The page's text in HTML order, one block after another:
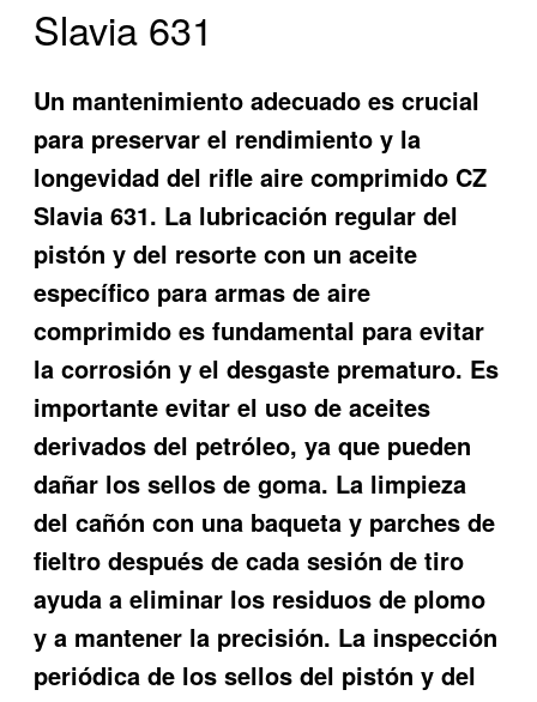
Slavia 631
Un mantenimiento adecuado es crucial
para preservar el rendimiento y la
longevidad del rifle aire comprimido CZ
Slavia 631. La lubricación regular del
pistón y del resorte con un aceite
específico para armas de aire
comprimido es fundamental para evitar
la corrosión y el desgaste prematuro. Es
importante evitar el uso de aceites
derivados del petróleo, ya que pueden
dañar los sellos de goma. La limpieza
del cañón con una baqueta y parches de
fieltro después de cada sesión de tiro
ayuda a eliminar los residuos de plomo
y a mantener la precisión. La inspección
periódica de los sellos del pistón y del